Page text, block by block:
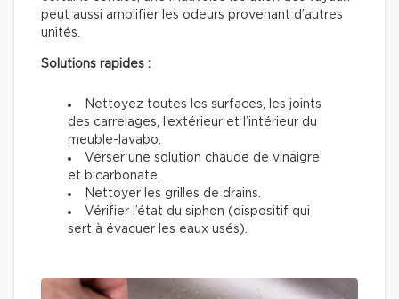
peut aussi amplifier les odeurs provenant d’autres
unités.
Solutions rapides :
Nettoyez toutes les surfaces, les joints
des carrelages, l’extérieur et l’intérieur du
meuble-lavabo.
Verser une solution chaude de vinaigre
et bicarbonate.
Nettoyer les grilles de drains.
Vérifier l’état du siphon (dispositif qui
sert à évacuer les eaux usés).